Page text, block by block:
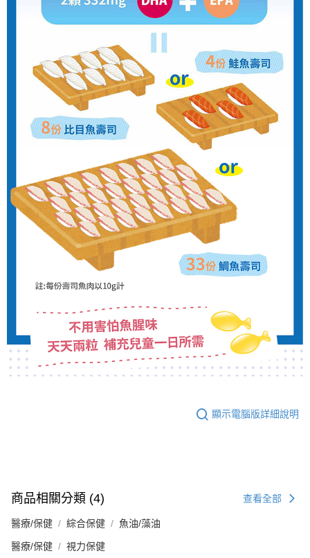
顯示電腦版詳細說明
商品相關分類 (4) 查看全部
醫療/保健 綜合保健 魚油/藻油
醫療/保健 視力保健